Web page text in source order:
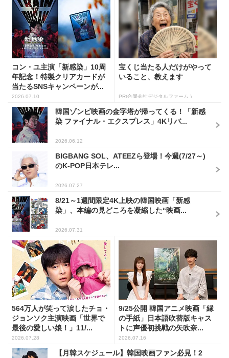
コン・ユ主演「新感染」10周
年記念！特製クリアカードが
当たるSNSキャンペーンが...
2026.07.10
宝くじ当たる人だけがやって
いること、教えます
PR(合同会社デジタルファーム )
韓国ゾンビ映画の金字塔が帰ってくる！「新感
染 ファイナル・エクスプレス」4Kリバ...
2026.06.12
BIGBANG SOL、ATEEZら登場！今週(7/27～)
のK-POP日本テレ...
2026.07.27
8/21～1週間限定4K上映の韓国映画「新感
染」、本編の見どころを凝縮した“映画...
2026.07.31
564万人が笑って涙したチョ・
ジョンソク主演映画「世界で
最後の愛しい娘！」11/...
2026.07.28
9/25公開 韓国アニメ映画「縁
の手紙」日本語吹替版キャス
トに声優初挑戦の矢吹奈...
2026.07.16
【月韓スケジュール】韓国映画ファン必見！2